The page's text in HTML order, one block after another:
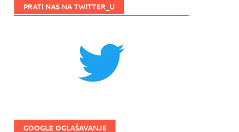
PRATI NAS NA TWITTER_U
GOOGLE OGLAŠAVANJE